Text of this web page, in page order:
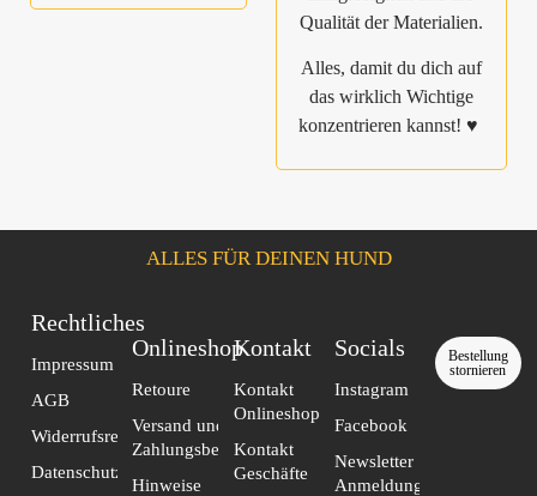
Qualität der Materialien.
Alles, damit du dich auf
das wirklich Wichtige
konzentrieren kannst! ♥
ALLES FÜR DEINEN HUND
Rechtliches
Impressum
AGB
Widerrufsrecht
Datenschutzerklärung
Onlineshop
Retoure
Versand und
Zahlungsbedingungen
Hinweise
Kontakt​
Kontakt
Onlineshop
Kontakt
Geschäfte
Socials
Instagram
Facebook
Newsletter
Anmeldung
Bestellung
stornieren